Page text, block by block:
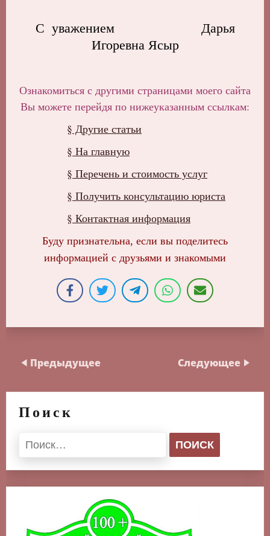
С уважением Дарья
Игоревна Ясыр
Ознакомиться с другими страницами моего сайта
Вы можете перейдя по нижеуказанным ссылкам:
§ Другие статьи
§ На главную
§ Перечень и стоимость услуг
§ Получить консультацию юриста
§ Контактная информация
Буду признательна, если вы поделитесь
информацией с друзьями и знакомыми
Предыдущее Следующее
Поиск
Найти: